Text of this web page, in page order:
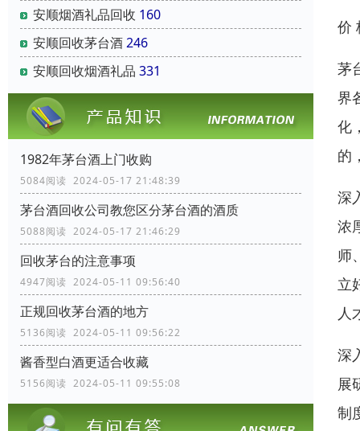
安顺烟酒礼品回收 160
安顺回收茅台酒246
安顺回收烟酒礼品 331
1982年茅台酒上门收购
5084阅读 2024-05-17 21:48:39
茅台酒回收公司教您区分茅台酒的酒质
5088阅读 2024-05-17 21:46:29
回收茅台的注意事项
4947阅读 2024-05-11 09:56:40
正规回收茅台酒的地方
5136阅读 2024-05-11 09:56:22
酱香型白酒更适合收藏
5156阅读 2024-05-11 09:55:08
价
茅
界
化
的
深
浓
师
立
人
深
展
制